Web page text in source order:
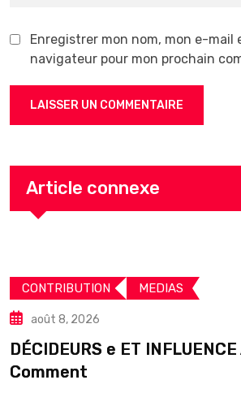
Enregistrer mon nom, mon e-mail
navigateur pour mon prochain
Article connexe
CONTRIBUTION MEDIAS
août 8, 2026
DÉCIDEURS e ET
Comment